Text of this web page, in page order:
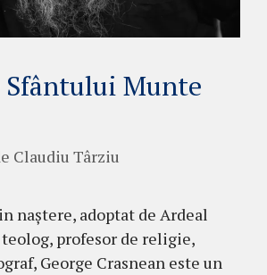
Sfântului Munte
Claudiu Târziu
naştere, adoptat de Ardeal
profesor de religie,
George Cras­nean este un